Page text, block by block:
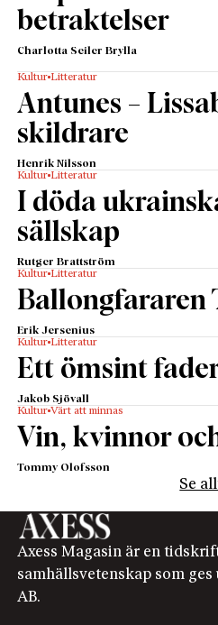
betraktelser
Charlotta Seiler Brylla
Kultur Litteratur
Antunes –
skildrare
Henrik Nilsson
Kultur Litteratur
I döda
sällskap
Rutger Brattström
Kultur Litteratur
Ballongfararen
Erik Jersenius
Kultur Litteratur
Ett ömsint
Jakob Sjövall
Kultur Värt att minnas
Vin, kvinnor
Tommy Olofsson
Se
Axess Magasin är en
samhällsvetenskap som ges
AB.